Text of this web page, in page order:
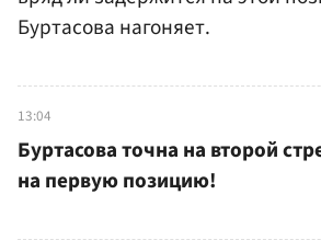
Буртасова нагоняет.
13:04
Буртасова точна на второй
на первую позицию!